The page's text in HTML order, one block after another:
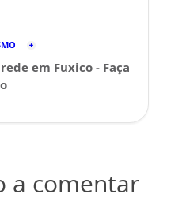
em Fuxico - Faça
a comentar